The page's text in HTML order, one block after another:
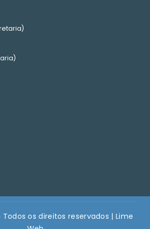
Todos os direitos reservados | Lime